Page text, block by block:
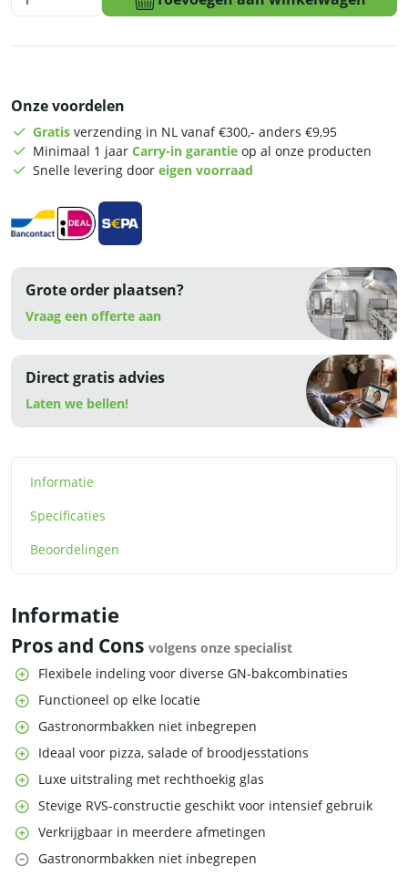
Opzetkoelvitrine
-
1/3
180
cm
aantal
Onze voordelen
Gratis verzending in NL vanaf €300,- anders €9,95
Minimaal 1 jaar Carry-in garantie op al onze producten
Snelle levering door eigen voorraad
Grote order plaatsen?
Vraag een offerte aan
Direct gratis advies
Laten we bellen!
Informatie
Specificaties
Beoordelingen
Informatie
Pros and Cons volgens onze specialist
Flexibele indeling voor diverse GN-bakcombinaties
Functioneel op elke locatie
Gastronormbakken niet inbegrepen
Ideaal voor pizza, salade of broodjesstations
Luxe uitstraling met rechthoekig glas
Stevige RVS-constructie geschikt voor intensief gebruik
Verkrijgbaar in meerdere afmetingen
Gastronormbakken niet inbegrepen